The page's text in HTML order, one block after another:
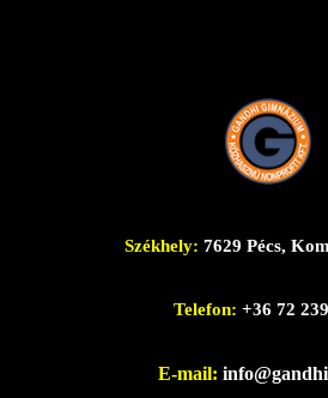
Székhely: 7629 Pécs,
Telefon: +36 72
E-mail: